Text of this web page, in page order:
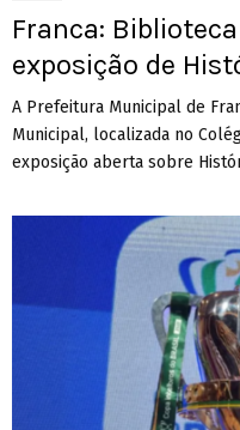
Franca:
exposição de
A Prefeitura Municipal de
Municipal, localizada no
exposição aberta sobre